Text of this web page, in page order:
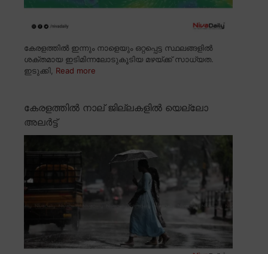
കേരളത്തിൽ ഇന്നും നാളെയും ഒറ്റപ്പെട്ട സ്ഥലങ്ങളിൽ
ശക്തമായ ഇടിമിന്നലോടുകൂടിയ മഴയ്ക്ക് സാധ്യത.
ഇടുക്കി, Read more
കേരളത്തിൽ നാല് ജില്ലകളിൽ യെല്ലോ
അലർട്ട്